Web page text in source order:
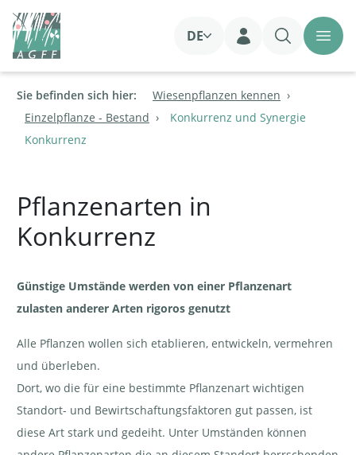
DE
Login
Sie befinden sich hier:
Wiesenpflanzen kennen
Einzelpflanze - Bestand
Konkurrenz und Synergie
Konkurrenz
Pflanzenarten in
Konkurrenz
Günstige Umstände werden von einer Pflanzenart
zulasten anderer Arten rigoros genutzt
Alle Pflanzen wollen sich etablieren, entwickeln, vermehren
und überleben.
Dort, wo die für eine bestimmte Pflanzenart wichtigen
Standort- und Bewirtschaftungsfaktoren gut passen, ist
diese Art stark und gedeiht. Unter Umständen können